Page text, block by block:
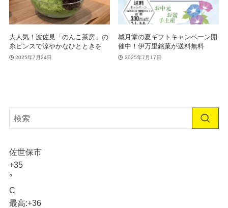
大人気！波佐見「のんこ茶房」の
糸ピンスで涼やかなひとときを
2025年7月24日
城月堂の夏ギフトキャンペーン開
催中！伊万里銘菓が送料無料
2025年7月17日
佐世保市
+35
°
C
最高:+36